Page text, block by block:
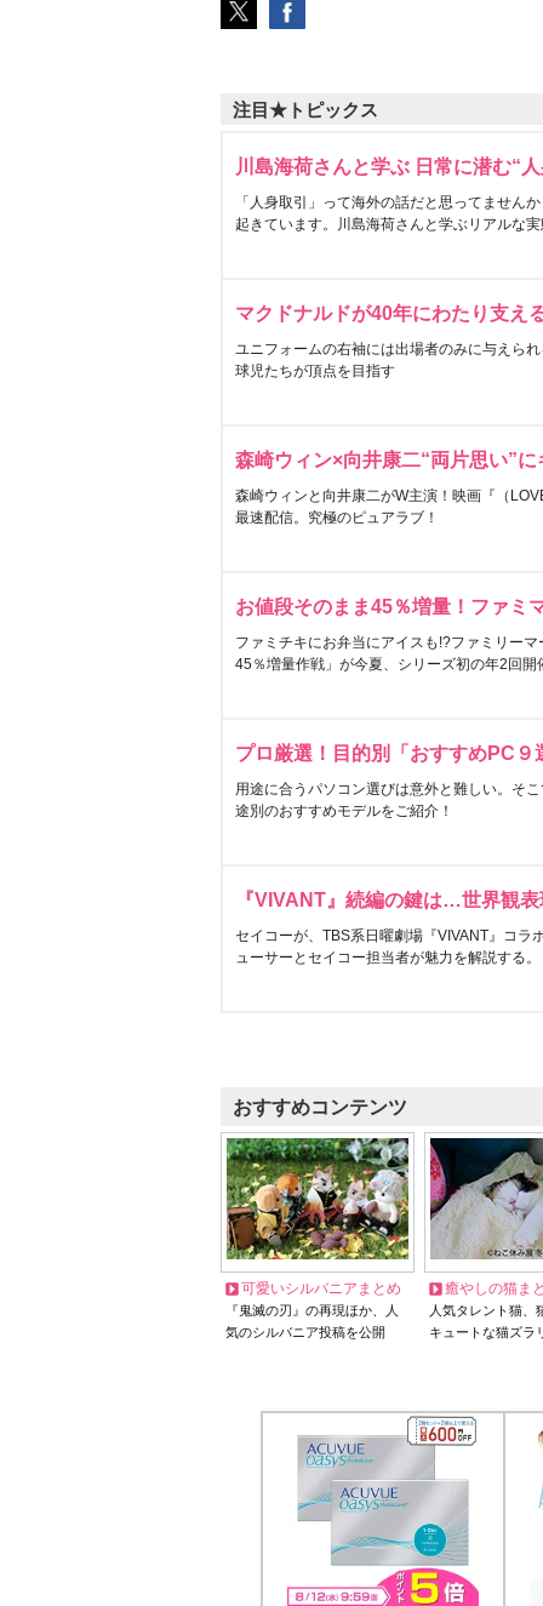
注目★トピックス
川島海荷さんと学ぶ 日常に潜む“
「人身取引」って海外の話だと思ってません
起きています。川島海荷さんと学ぶリアルな
マクドナルドが40年にわたり支え
ユニフォームの右袖には出場者のみに与えら
球児たちが頂点を目指す
森崎ウィン×向井康二“両片思い”
森崎ウィンと向井康二がW主演！映画『（
最速配信。究極のピュアラブ！
お値段そのまま45％増量！ファミ
ファミチキにお弁当にアイスも!?ファミリー
45％増量作戦」が今夏、シリーズ初の年2回開
プロ厳選！目的別「おすすめPC９
用途に合うパソコン選びは意外と難しい。そ
途別のおすすめモデルをご紹介！
『VIVANT』続編の鍵は…世界観
セイコーが、TBS系日曜劇場『VIVANT』コラ
ューサーとセイコー担当者が魅力を解説する。
おすすめコンテンツ
可愛いシルバニアまとめ
『鬼滅の刃』の再現ほか、人
気のシルバニア投稿を公開
癒やしの猫ま
人気タレント猫
キュートな猫ズラ